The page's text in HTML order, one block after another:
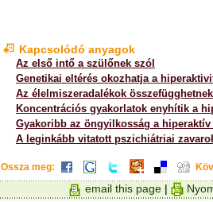
Kapcsolódó anyagok
Az első intő a szülőnek szól
Genetikai eltérés okozhatja a
Az élelmiszeradalékok
Koncentrációs gyakorlatok enyhítik a
Gyakoribb az öngyilkosság a
A leginkább vitatott pszichiátriai
Ossza meg:
email this page |